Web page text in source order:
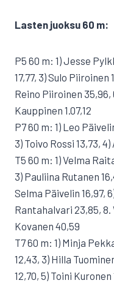
Lasten juoksu 60 m:
P5 60 m: 1) Jesse
17,77, 3) Sulo Piiroinen
Reino Piiroinen 35,96,
Kauppinen 1.07,12
P7 60 m: 1) Leo
3) Toivo Rossi 13,73,
T5 60 m: 1) Velma
3) Pauliina Rutanen
Selma Päivelin 16,97,
Rantahalvari 23,85, 8.
Kovanen 40,59
T7 60 m: 1) Minja
12,43, 3) Hilla
12,70, 5) Toini